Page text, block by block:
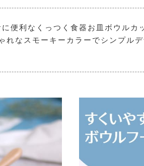
便利なくっつく食器お皿ボウルカ
れなスモーキーカラーでシンプル